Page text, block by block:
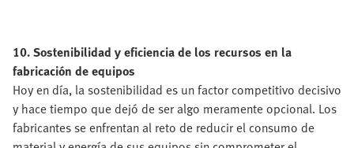
10. Sostenibilidad y eficiencia de los recursos en la
fabricación de equipos
Hoy en día, la sostenibilidad es un factor competitivo decisivo
y hace tiempo que dejó de ser algo meramente opcional. Los
fabricantes se enfrentan al reto de reducir el consumo de